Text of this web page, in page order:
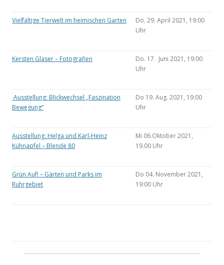
Vielfältige Tierwelt im heimischen Garten
Do. 29. April 2021, 19:00
Uhr
Kersten Glaser – Fotografien
Do. 17. Juni 2021, 19:00
Uhr
Ausstellung: Blickwechsel „Faszination
Bewegung“
Do 19. Aug. 2021, 19:00
Uhr
Ausstellung: Helga und Karl-Heinz
Kühnapfel – Blende 80
Mi 06.Oktober 2021,
19.00 Uhr
Grün Auf! – Gärten und Parks im
Ruhrgebiet
Do 04. November 2021,
19:00 Uhr